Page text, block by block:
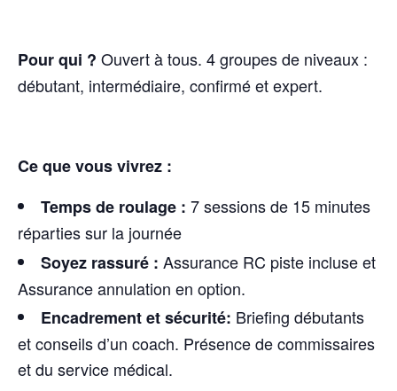
Pour qui ? Ouvert à tous. 4 groupes de niveaux :
débutant, intermédiaire, confirmé et expert.
Ce que vous vivrez :
Temps de roulage : 7 sessions de 15 minutes
réparties sur la journée
Soyez rassuré : Assurance RC piste incluse et
Assurance annulation en option.
Encadrement et sécurité: Briefing débutants
et conseils d’un coach. Présence de commissaires
et du service médical.